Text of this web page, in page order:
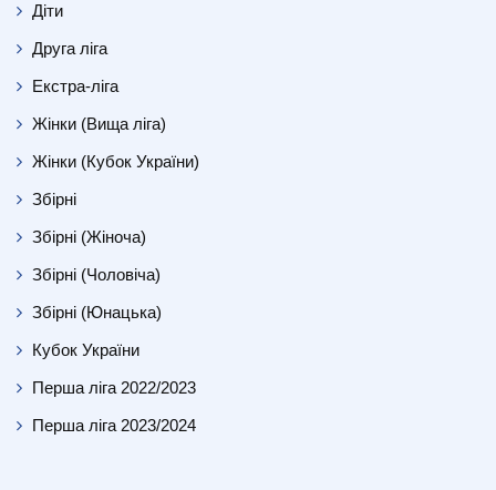
Діти
Друга ліга
Екстра-ліга
Жінки (Вища ліга)
Жінки (Кубок України)
Збірні
Збірні (Жіноча)
Збірні (Чоловіча)
Збірні (Юнацька)
Кубок України
Перша ліга 2022/2023
Перша ліга 2023/2024